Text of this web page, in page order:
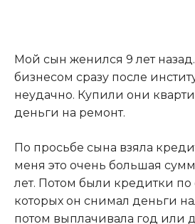
Мой сын женился 9 лет
бизнесом сразу после
неудачно. Купили они
деньги на ремонт.
По просьбе сына взяла
меня это очень большая
лет. Потом были кредитки по
которых он снимал деньги
потом выплачивала год или